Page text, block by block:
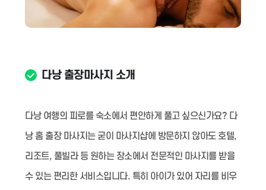
다낭 출장마사지 소개
다낭 여행의 피로를 숙소에서 편안하게 풀고 싶으신가요? 다
낭 홈 출장 마사지는 굳이 마사지샵에 방문하지 않아도 호텔,
리조트, 풀빌라 등 원하는 장소에서 전문적인 마사지를 받을
수 있는 편리한 서비스입니다. 특히 아이가 있어 자리를 비우